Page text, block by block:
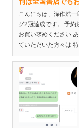
こんにちは、深作浩
グ2冠達成です。 予約
お買い求めください
ていただいた方々は